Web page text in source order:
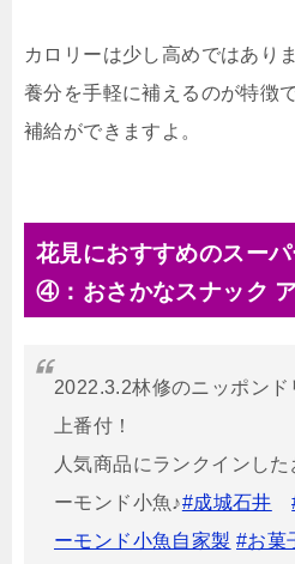
カロリーは少し高めではあり
養分を手軽に補えるのが特徴
補給ができますよ。
花見におすすめのスー
④：おさかなスナック
2022.3.2林修のニッポン
上番付！
人気商品にランクインし
ーモンド小魚♪#成城石井
ーモンド小魚自家製 #お菓